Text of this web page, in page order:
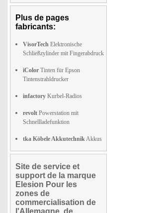
Plus de pages
fabricants:
VisorTech Elektronische
Schließzylinder mit Fingerabdruck
iColor Tinten für Epson
Tintenstrahldrucker
infactory Kurbel-Radios
revolt Powerstation mit
Schnellladefunktion
tka Köbele AkkutechnikAkkus
Site de service et
support de la marque
Elesion Pour les
zones de
commercialisation de
l'Allemagne, de